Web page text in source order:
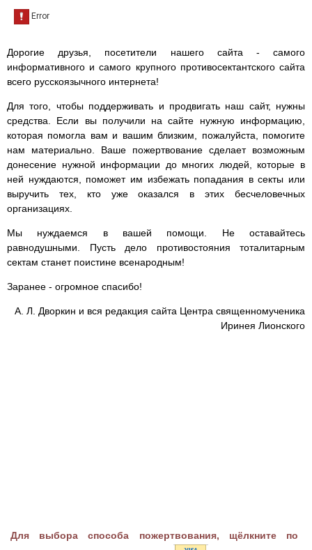
Дорогие друзья, посетители нашего сайта - самого
информативного и самого крупного противосектантского сайта
всего русскоязычного интернета!
Для того, чтобы поддерживать и продвигать наш сайт, нужны
средства. Если вы получили на сайте нужную информацию,
которая помогла вам и вашим близким, пожалуйста, помогите
нам материально. Ваше пожертвование сделает возможным
донесение нужной информации до многих людей, которые в
ней нуждаются, поможет им избежать попадания в секты или
выручить тех, кто уже оказался в этих бесчеловечных
организациях.
Мы нуждаемся в вашей помощи. Не оставайтесь
равнодушными. Пусть дело противостояния тоталитарным
сектам станет поистине всенародным!
Заранее - огромное спасибо!
А. Л. Дворкин и вся редакция сайта Центра священномученика
Иринея Лионского
Для выбора способа пожертвования, щёлкните по